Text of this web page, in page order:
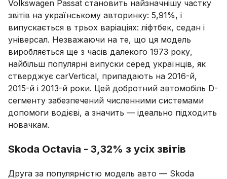
Volkswagen Passat становить найзначнішу частку
звітів на українському авторинку: 5,91%, і
випускається в трьох варіаціях: ліфтбек, седан і
універсал. Незважаючи на те, що ця модель
виробляється ще з часів далекого 1973 року,
найбільш популярні випуски серед українців, як
стверджує carVertical, припадають на 2016-й,
2015-й і 2013-й роки. Цей добротний автомобіль D-
сегменту забезпечений численними системами
допомоги водієві, а значить — ідеально підходить
новачкам.
Skoda Octavia - 3,32% з усіх звітів
Друга за популярністю модель авто — Skoda